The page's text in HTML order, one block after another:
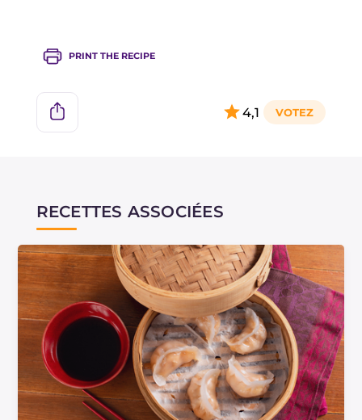
PRINT THE RECIPE
4,1
RECETTES ASSOCIÉES